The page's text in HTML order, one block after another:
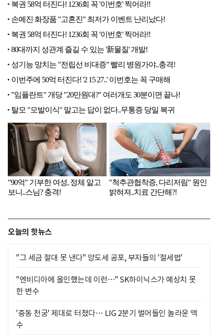
오늘의 핫뉴스
"그 세금 절대 못 낸다" 양도세 공포, 부자들의 '절세법'
"엔비디아에 올인했는데 이런…" SK하이닉스가 예상치 못
한 변수
'중동 천궁' 제대로 터졌다… LIG 2분기 벌어들인 놀라운 액
수